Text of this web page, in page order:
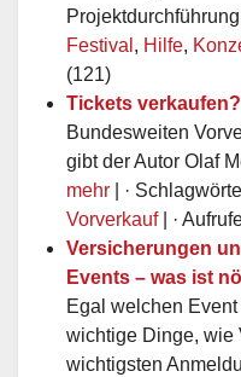
Festival , Hilfe,
(121)
Tickets verkaufen?
Bundesweiten
gibt der Autor Olaf
mehr
| ·
Vorverkauf| ·
Versicherungen
Events – was ist
Egal welchen
wichtige Dinge, wie
wichtigsten